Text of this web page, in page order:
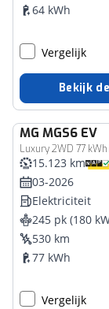
64 kWh
Vergelijk
Bekijk
MG MGS6 EV
15.123 km
03-2026
Elektriciteit
245 pk (180
530 km
77 kWh
Vergelijk